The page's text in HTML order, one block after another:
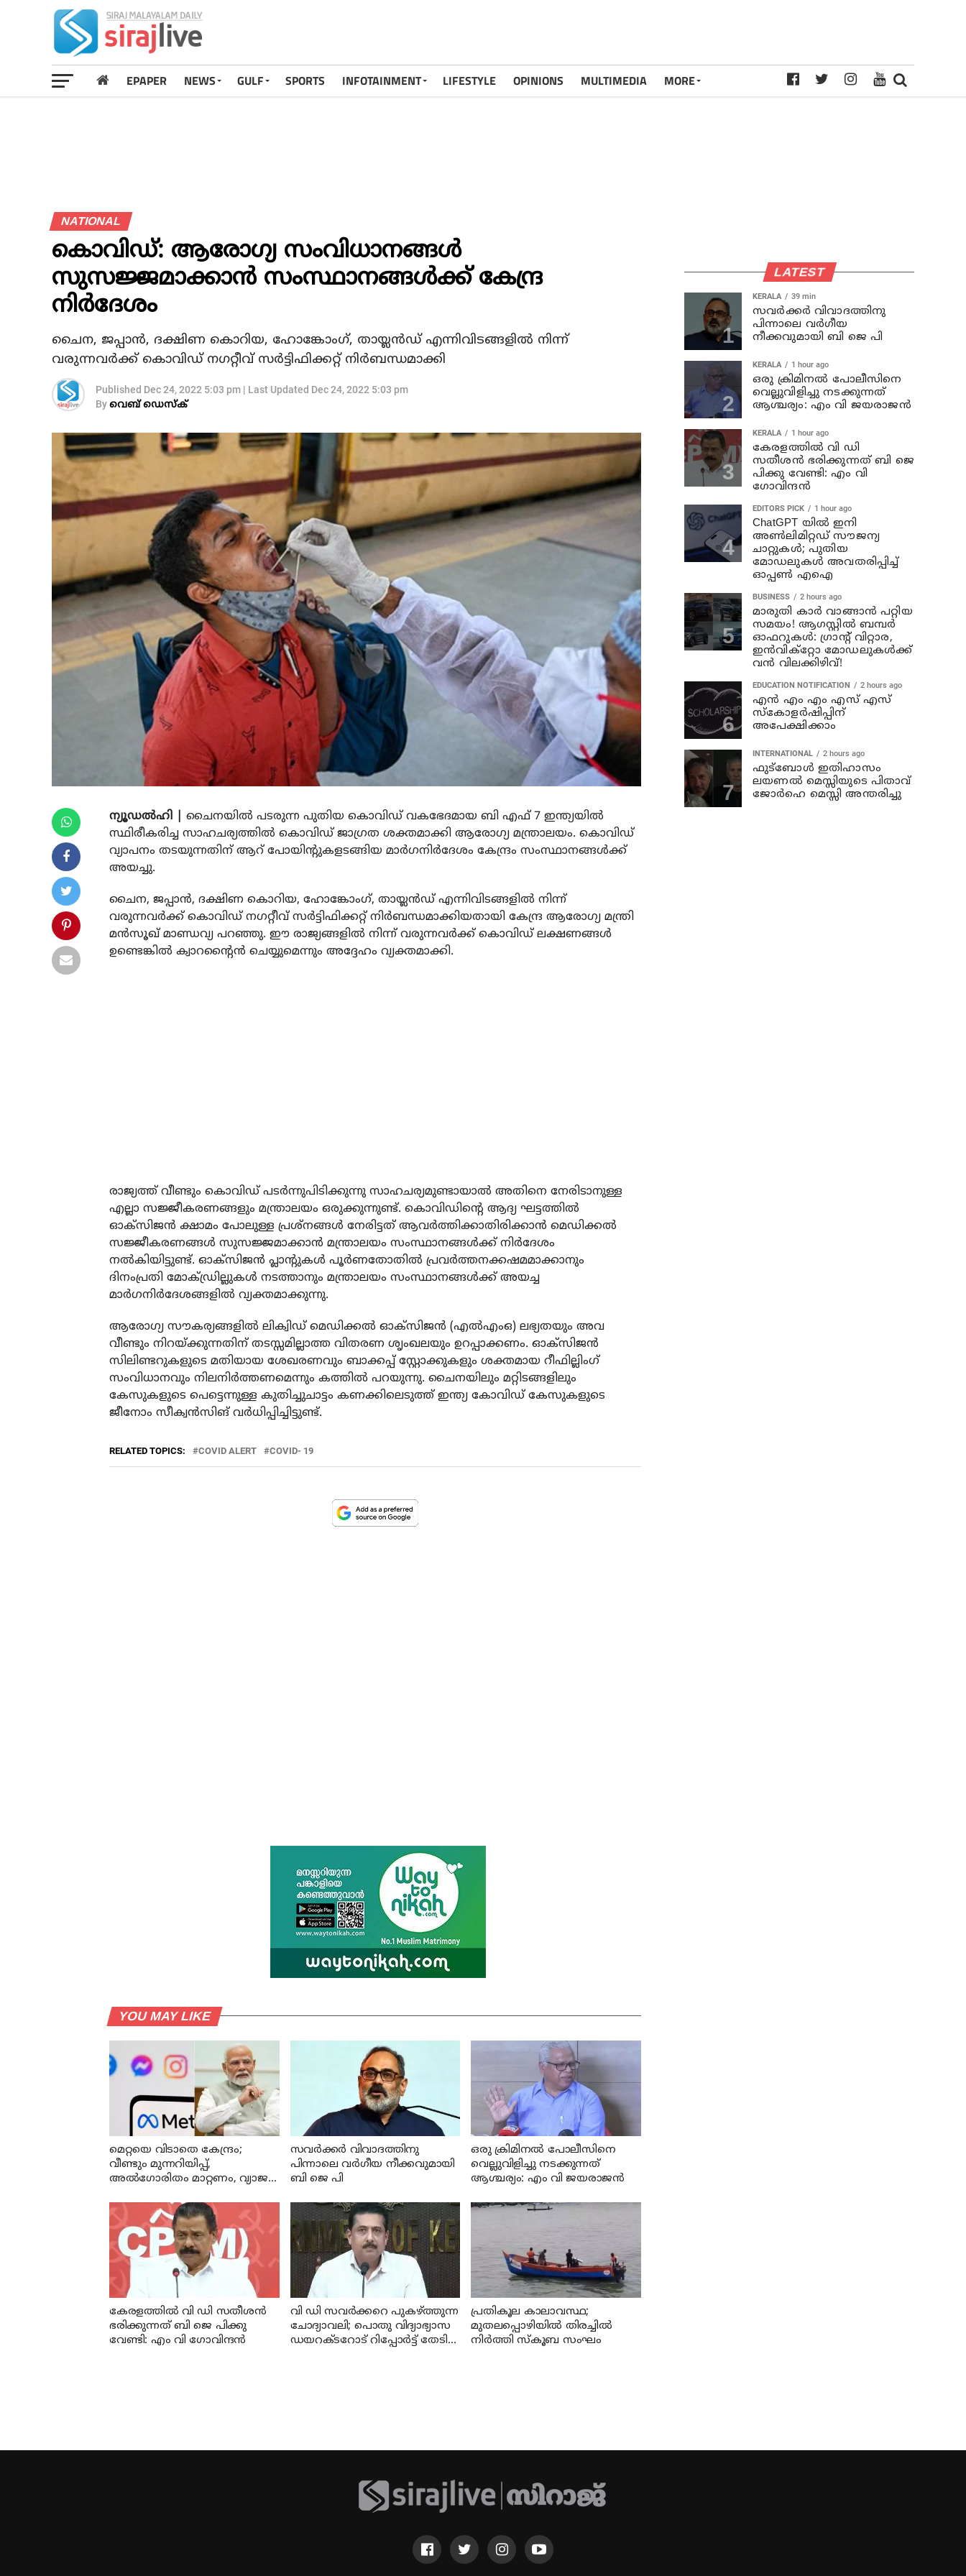
EPAPER NEWS GULF SPORTS INFOTAINMENT LIFESTYLE OPINIONS MULTIMEDIA MORE
NATIONAL
കൊവിഡ്: ആരോഗ്യ സംവിധാനങ്ങൾ
സുസജ്ജമാക്കാൻ സംസ്ഥാനങ്ങൾക്ക് കേന്ദ്ര
നിർദേശം
ചൈന, ജപ്പാൻ, ദക്ഷിണ കൊറിയ, ഹോങ്കോംഗ്, തായ്ലൻഡ് എന്നിവിടങ്ങളിൽ നിന്ന്
വരുന്നവർക്ക് കൊവിഡ് നഗറ്റീവ് സർട്ടിഫിക്കറ്റ് നിർബന്ധമാക്കി
Published Dec 24, 2022 5:03 pm | Last Updated Dec 24, 2022 5:03 pm
Byവെബ് ഡെസ്‌ക്
ന്യൂഡൽഹി |
ചൈനയിൽ പടരുന്ന പുതിയ കൊവിഡ് വകഭേദമായ ബി എഫ് 7 ഇന്ത്യയിൽ
സ്ഥിരീകരിച്ച സാഹചര്യത്തിൽ കൊവിഡ് ജാഗ്രത ശക്തമാക്കി ആരോഗ്യ മന്ത്രാലയം. കൊവിഡ്
വ്യാപനം തടയുന്നതിന് ആറ് പോയിന്റുകളടങ്ങിയ മാർഗനിർദേശം കേന്ദ്രം സംസ്ഥാനങ്ങൾക്ക്
അയച്ചു.
ചൈന, ജപ്പാൻ, ദക്ഷിണ കൊറിയ, ഹോങ്കോംഗ്, തായ്ലൻഡ് എന്നിവിടങ്ങളിൽ നിന്ന്
വരുന്നവർക്ക് കൊവിഡ് നഗറ്റീവ് സർട്ടിഫിക്കറ്റ് നിർബന്ധമാക്കിയതായി കേന്ദ്ര ആരോഗ്യ മന്ത്രി
മൻസൂഖ് മാണ്ഡവ്യ പറഞ്ഞു. ഈ രാജ്യങ്ങളിൽ നിന്ന് വരുന്നവർക്ക് കൊവിഡ് ലക്ഷണങ്ങൾ
ഉണ്ടെങ്കിൽ ക്വാറന്റൈൻ ചെയ്യുമെന്നും അദ്ദേഹം വ്യക്തമാക്കി.
രാജ്യത്ത് വീണ്ടും കൊവിഡ് പടർന്നുപിടിക്കുന്നു സാഹചര്യമുണ്ടായാൽ അതിനെ നേരിടാനുള്ള
എല്ലാ സജ്ജീകരണങ്ങളും മന്ത്രാലയം ഒരുക്കുന്നുണ്ട്. കൊവിഡിന്റെ ആദ്യ ഘട്ടത്തിൽ
ഓക്സിജൻ ക്ഷാമം പോലുള്ള പ്രശ്നങ്ങൾ നേരിട്ടത് ആവർത്തിക്കാതിരിക്കാൻ മെഡിക്കൽ
സജ്ജീകരണങ്ങൾ സുസജ്ജമാക്കാൻ മന്ത്രാലയം സംസ്ഥാനങ്ങൾക്ക് നിർദേശം
നൽകിയിട്ടുണ്ട്. ഓക്സിജൻ പ്ലാന്റുകൾ പൂർണതോതിൽ പ്രവർത്തനക്കഷമമാക്കാനും
ദിനംപ്രതി മോക്ഡ്രില്ലുകൾ നടത്താനും മന്ത്രാലയം സംസ്ഥാനങ്ങൾക്ക് അയച്ച
മാർഗനിർദേശങ്ങളിൽ വ്യക്തമാക്കുന്നു.
ആരോഗ്യ സൗകര്യങ്ങളിൽ ലിക്വിഡ് മെഡിക്കൽ ഓക്സിജൻ (എൽഎംഒ) ലഭ്യതയും അവ
വീണ്ടും നിറയ്ക്കുന്നതിന് തടസ്സമില്ലാത്ത വിതരണ ശൃംഖലയും ഉറപ്പാക്കണം. ഓക്സിജൻ
സിലിണ്ടറുകളുടെ മതിയായ ശേഖരണവും ബാക്കപ്പ് സ്റ്റോക്കുകളും ശക്തമായ റീഫില്ലിംഗ്
സംവിധാനവും നിലനിർത്തണമെന്നും കത്തിൽ പറയുന്നു. ചൈനയിലും മറ്റിടങ്ങളിലും
കേസുകളുടെ പെട്ടെന്നുള്ള കുതിച്ചുചാട്ടം കണക്കിലെടുത്ത് ഇന്ത്യ കോവിഡ് കേസുകളുടെ
ജീനോം സീക്വൻസിങ് വർധിപ്പിച്ചിട്ടുണ്ട്.
RELATED TOPICS: COVID ALERT COVID- 19
YOU MAY LIKE
മെറ്റയെ വിടാതെ കേന്ദ്രം;
വീണ്ടും മുന്നറിയിപ്പ്,
അൽഗോരിതം മാറ്റണം, വ്യാജ
ഉടൻ നടപടി വേണം
സവര്‍ക്കര്‍ വിവാദത്തിനു
പിന്നാലെ വര്‍ഗീയ നീക്കവുമായി
ബി ജെ പി
ഒരു ക്രിമിനല്‍ പോലീസിനെ
വെല്ലുവിളിച്ചു നടക്കുന്നത്
ആശ്ചര്യം: എം വി ജയരാജന്‍
കേരളത്തില്‍ വി ഡി സതീശന്‍
ഭരിക്കുന്നത് ബി ജെ പിക്കു
വേണ്ടി: എം വി ഗോവിന്ദന്‍
വി ഡി സവര്‍ക്കറെ പുകഴ്ത്തുന്ന
ചോദ്യാവലി; പൊതു വിദ്യാഭ്യാസ
ഡയറക്ടറോട് റിപ്പോര്‍ട്ട് തേടി
പ്രതികൂല കാലാവസ്ഥ;
മുതലപ്പൊഴിയില്‍ തിരച്ചില്‍
നിര്‍ത്തി സ്കൂബ സംഘം
LATEST
KERALA 39 min
സവര്‍ക്കര്‍ വിവാദത്തിനു
പിന്നാലെ വര്‍ഗീയ
നീക്കവുമായി ബി ജെ പി
KERALA 1 hour ago
ഒരു ക്രിമിനല്‍ പോലീസിനെ
വെല്ലുവിളിച്ചു നടക്കുന്നത്
ആശ്ചര്യം: എം വി ജയരാജന്‍
KERALA 1 hour ago
കേരളത്തില്‍ വി ഡി
സതീശന്‍ ഭരിക്കുന്നത് ബി ജെ
പിക്കു വേണ്ടി: എം വി
ഗോവിന്ദന്‍
EDITORS PICK 1 hour ago
ChatGPT യിൽ ഇനി
അൺലിമിറ്റഡ് സൗജന്യ
ചാറ്റുകൾ; പുതിയ
മോഡലുകൾ അവതരിപ്പിച്ച്
ഓപ്പൺ എഐ
BUSINESS 2 hours ago
മാരുതി കാർ വാങ്ങാൻ പറ്റിയ
സമയം! ആഗസ്റ്റിൽ ബമ്പർ
ഓഫറുകൾ: ഗ്രാന്റ് വിറ്റാര,
ഇൻവിക്റ്റോ മോഡലുകൾക്ക്
വൻ വിലക്കിഴിവ്!
EDUCATION NOTIFICATION 2 hours ago
എൻ എം എം എസ് എസ്
സ്കോളർഷിപ്പിന്
അപേക്ഷിക്കാം
INTERNATIONAL 2 hours ago
ഫുട്ബോൾ ഇതിഹാസം
ലയണൽ മെസ്സിയുടെ പിതാവ്
ജോർഹെ മെസ്സി അന്തരിച്ചു